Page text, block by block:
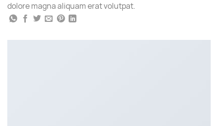
dolore magna aliquam erat volutpat.